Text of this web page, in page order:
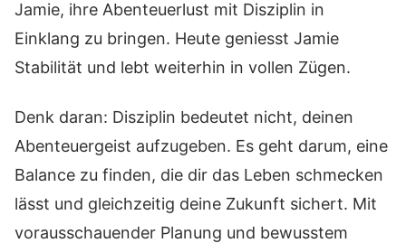
Jamie, ihre Abenteuerlust mit Disziplin in
Einklang zu bringen. Heute geniesst Jamie
Stabilität und lebt weiterhin in vollen Zügen.
Denk daran: Disziplin bedeutet nicht, deinen
Abenteuergeist aufzugeben. Es geht darum, eine
Balance zu finden, die dir das Leben schmecken
lässt und gleichzeitig deine Zukunft sichert. Mit
vorausschauender Planung und bewusstem